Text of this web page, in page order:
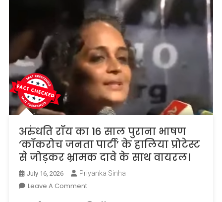
वीडियो।
अरुंधति रॉय का 16 साल पुराना भाषण
‘कॉकरोच जनता पार्टी’ के हालिया प्रोटेस्ट
से जोड़कर भ्रामक दावे के साथ वायरल।
July 16, 2026 Priyanka Sinha
Leave A CommentOn